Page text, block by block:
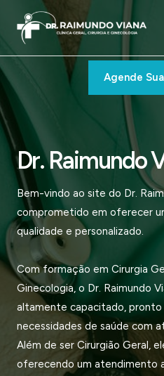
para
conteúdo
Agende
Dr. Raimundo
Bem-vindo ao site do Dr.
comprometido em oferecer
qualidade e personalizado.
Com formação em Cirurgia
Ginecologia, o Dr. Raimundo
altamente capacitado, pronto
necessidades de saúde com
Além de ser Cirurgião Geral,
oferecendo um atendimento